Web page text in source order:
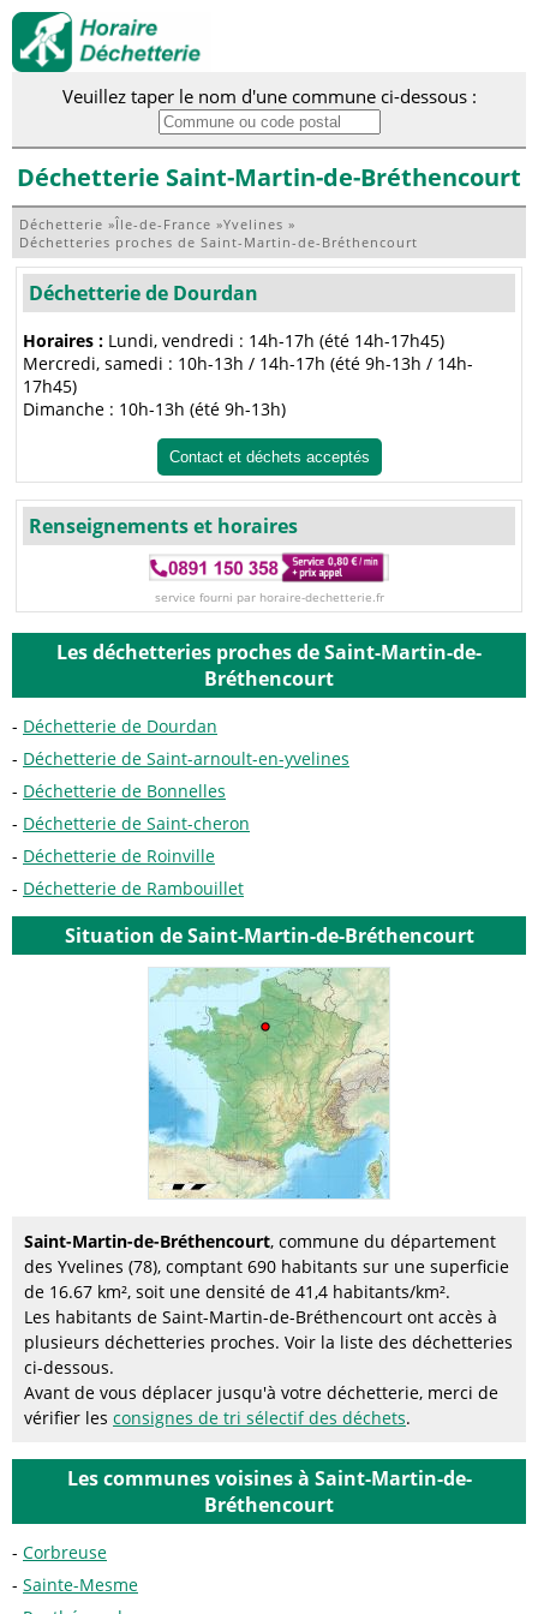
Veuillez taper le nom d'une commune ci-dessous :
Déchetterie Saint-Martin-de-Bréthencourt
Déchetterie »Île-de-France »Yvelines »
Déchetteries proches de Saint-Martin-de-Bréthencourt
Déchetterie de Dourdan
Horaires : Lundi, vendredi : 14h-17h (été 14h-17h45)
Mercredi, samedi : 10h-13h / 14h-17h (été 9h-13h / 14h-
17h45)
Dimanche : 10h-13h (été 9h-13h)
Contact et déchets acceptés
Renseignements et horaires
service fourni par horaire-dechetterie.fr
Les déchetteries proches de Saint-Martin-de-
Bréthencourt
Déchetterie de Dourdan
Déchetterie de Saint-arnoult-en-yvelines
Déchetterie de Bonnelles
Déchetterie de Saint-cheron
Déchetterie de Roinville
Déchetterie de Rambouillet
Situation de Saint-Martin-de-Bréthencourt
Saint-Martin-de-Bréthencourt, commune du département
des Yvelines (78), comptant 690 habitants sur une superficie
de 16.67 km², soit une densité de 41,4 habitants/km².
Les habitants de Saint-Martin-de-Bréthencourt ont accès à
plusieurs déchetteries proches. Voir la liste des déchetteries
ci-dessous.
Avant de vous déplacer jusqu'à votre déchetterie, merci de
vérifier les consignes de tri sélectif des déchets.
Les communes voisines à Saint-Martin-de-
Bréthencourt
Corbreuse
Sainte-Mesme